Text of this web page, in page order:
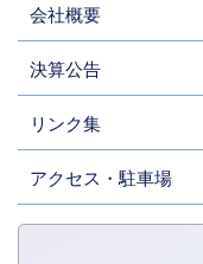
会社概要
決算公告
リンク集
アクセス・駐車場